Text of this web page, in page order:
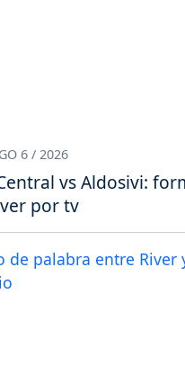
6 / 2026
vs Aldosivi:
por tv